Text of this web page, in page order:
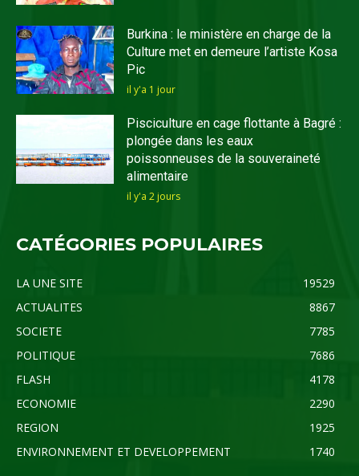
Burkina : le ministère en charge de la
Culture met en demeure l’artiste Kosa
Pic
il y'a 1 jour
Pisciculture en cage flottante à Bagré :
plongée dans les eaux
poissonneuses de la souveraineté
alimentaire
il y'a 2 jours
CATÉGORIES POPULAIRES
LA UNE SITE
19529
ACTUALITES
8867
SOCIETE
7785
POLITIQUE
7686
FLASH
4178
ECONOMIE
2290
REGION
1925
ENVIRONNEMENT ET DEVELOPPEMENT
1740